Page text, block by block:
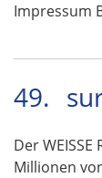
Impressum
49.
Der
Millionen